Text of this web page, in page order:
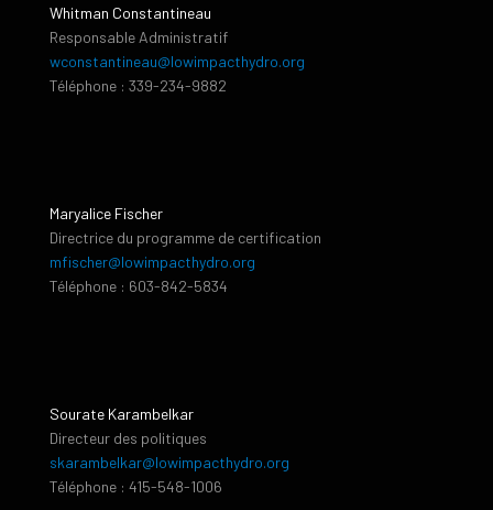
Whitman Constantineau
Responsable Administratif
wconstantineau@lowimpacthydro.org
Téléphone : 339-234-9882
Maryalice Fischer
Directrice du programme de certification
mfischer@lowimpacthydro.org
Téléphone : 603-842-5834
Sourate Karambelkar
Directeur des politiques
skarambelkar@lowimpacthydro.org
Téléphone : 415-548-1006